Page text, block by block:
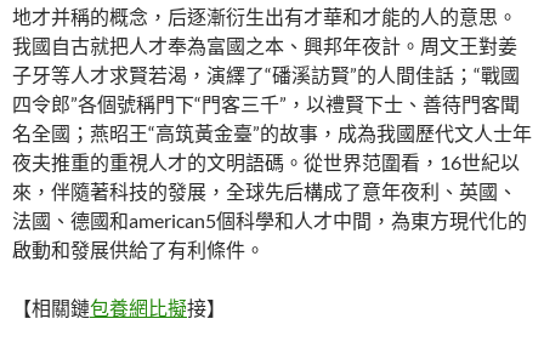
地才并稱的概念，后逐漸衍生出有才華和才能的人的意思。
我國自古就把人才奉為富國之本、興邦年夜計。周文王對姜
子牙等人才求賢若渴，演繹了“磻溪訪賢”的人間佳話；“戰國
四令郎”各個號稱門下“門客三千”，以禮賢下士、善待門客聞
名全國；燕昭王“高筑黃金臺”的故事，成為我國歷代文人士年
夜夫推重的重視人才的文明語碼。從世界范圍看，16世紀以
來，伴隨著科技的發展，全球先后構成了意年夜利、英國、
法國、德國和american5個科學和人才中間，為東方現代化的
啟動和發展供給了有利條件。
【相關鏈包養網比擬接】